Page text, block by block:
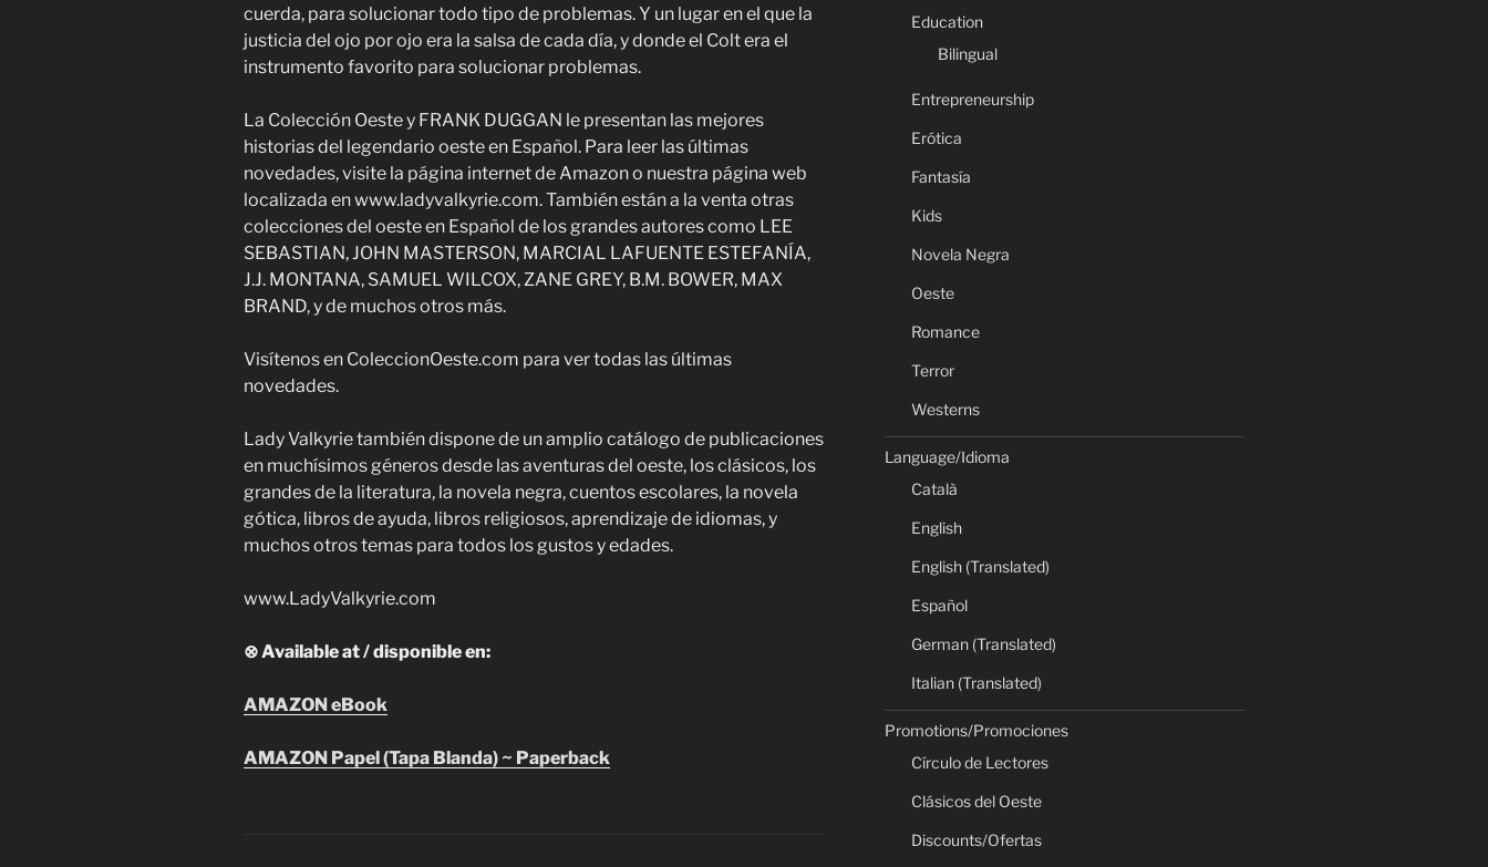
cuerda, para solucionar todo tipo de problemas. Y un lugar en el que la
justicia del ojo por ojo era la salsa de cada día, y donde el Colt era el
instrumento favorito para solucionar problemas.
La Colección Oeste y FRANK DUGGAN le presentan las mejores
historias del legendario oeste en Español. Para leer las últimas
novedades, visite la página internet de Amazon o nuestra página web
localizada en www.ladyvalkyrie.com. También están a la venta otras
colecciones del oeste en Español de los grandes autores como LEE
SEBASTIAN, JOHN MASTERSON, MARCIAL LAFUENTE ESTEFANÍA,
J.J. MONTANA, SAMUEL WILCOX, ZANE GREY, B.M. BOWER, MAX
BRAND, y de muchos otros más.
Visítenos en ColeccionOeste.com para ver todas las últimas
novedades.
Lady Valkyrie también dispone de un amplio catálogo de publicaciones
en muchísimos géneros desde las aventuras del oeste, los clásicos, los
grandes de la literatura, la novela negra, cuentos escolares, la novela
gótica, libros de ayuda, libros religiosos, aprendizaje de idiomas, y
muchos otros temas para todos los gustos y edades.
www.LadyValkyrie.com
⊗ Available at / disponible en:
AMAZON eBook
AMAZON Papel (Tapa Blanda) ~ Paperback
Education
Bilingual
Entrepreneurship
Erótica
Fantasía
Kids
Novela Negra
Oeste
Romance
Terror
Westerns
Language/Idioma
Català
English
English (Translated)
Español
German (Translated)
Italian (Translated)
Promotions/Promociones
Círculo de Lectores
Clásicos del Oeste
Discounts/Ofertas